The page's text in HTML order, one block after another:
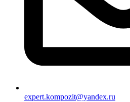
expert.kompozit@yandex.ru